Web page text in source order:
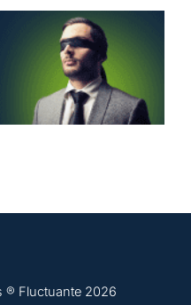
® Fluctuante 2026